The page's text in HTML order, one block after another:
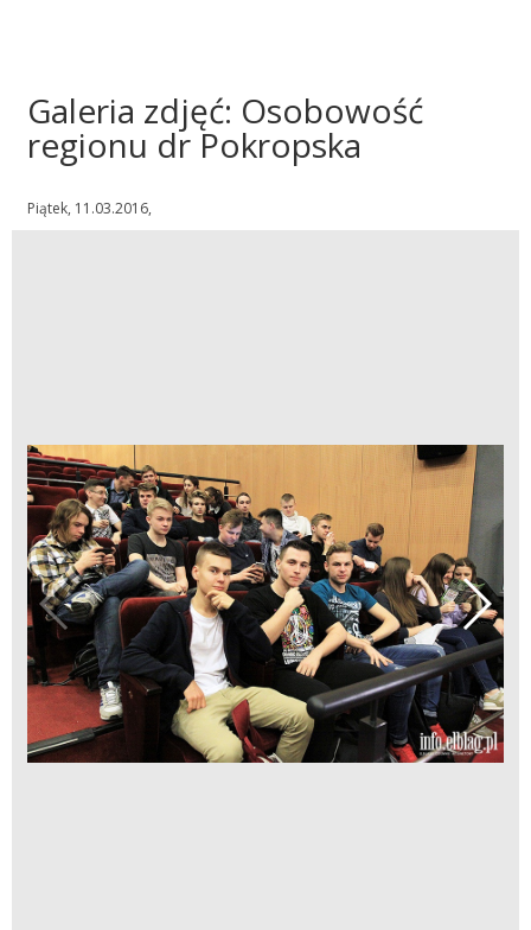
Galeria zdjęć: Osobowość
regionu dr Pokropska
Piątek, 11.03.2016,